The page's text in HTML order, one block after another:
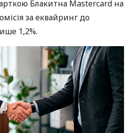
Блакитна Mastercard на
за еквайринг до
1,2%.